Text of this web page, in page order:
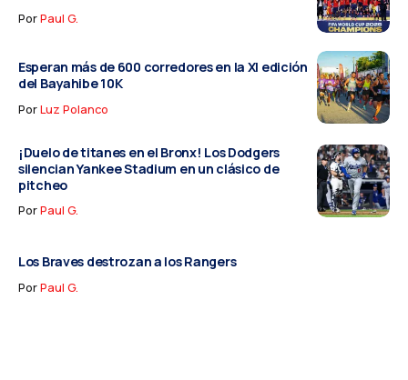
PorPaul G.
Esperan más de 600 corredores en la XI edición
del Bayahibe 10K
PorLuz Polanco
¡Duelo de titanes en el Bronx! Los Dodgers
silencian Yankee Stadium en un clásico de
pitcheo
PorPaul G.
Los Braves destrozan a los Rangers
PorPaul G.